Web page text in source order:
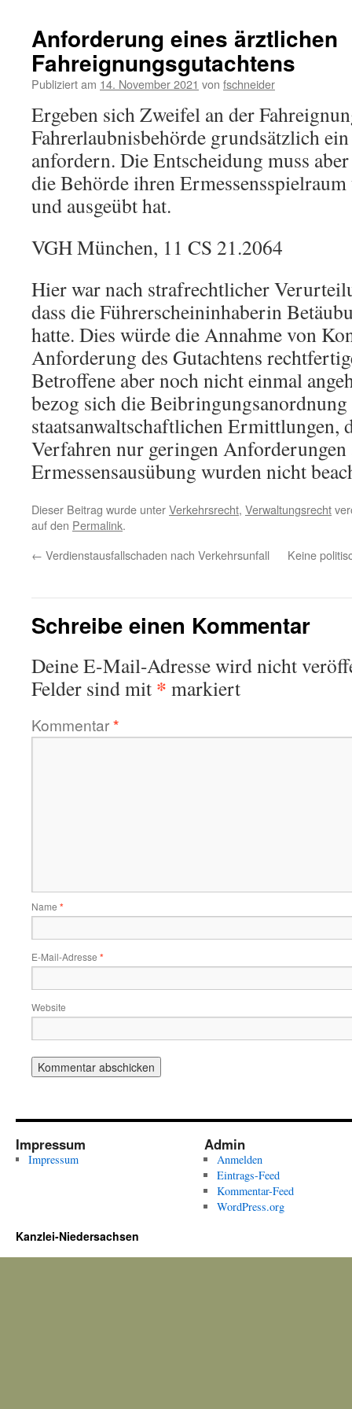
Anforderung eines ärztlichen
Fahreignungsgutachtens
Publiziert am 14. November 2021 von fschneider
Ergeben sich Zweifel an der
Fahrerlaubnisbehörde grundsätzlich
anfordern. Die Entscheidung muss aber
die Behörde ihren Ermessensspielraum
und ausgeübt hat.
VGH München, 11 CS 21.2064
Hier war nach strafrechtlicher
dass die Führerscheininhaberin
hatte. Dies würde die Annahme von
Anforderung des Gutachtens
Betroffene aber noch nicht einmal
bezog sich die
staatsanwaltschaftlichen Ermittlungen,
Verfahren nur geringen Anforderungen
Ermessensausübung wurden nicht
Dieser Beitrag wurde unterVerkehrsrecht, Verwaltungsrecht
auf den Permalink.
← Verdienstausfallschaden nach Verkehrsunfall Keine
Schreibe einen Kommentar
Deine E-Mail-Adresse wird nicht
Felder sind mit * markiert
Kommentar*
Name *
E-Mail-Adresse *
Website
Impressum
Impressum
Admin
Anmelden
Eintrags-Feed
Kommentar-Feed
WordPress.org
Kanzlei-Niedersachsen